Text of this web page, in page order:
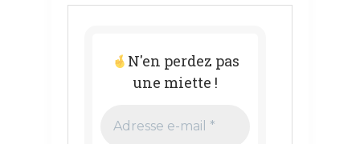
N'en perdez pas
une miette !
e-